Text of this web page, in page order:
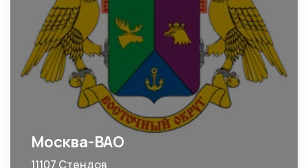
Москва-ВАО
11107 Стендов